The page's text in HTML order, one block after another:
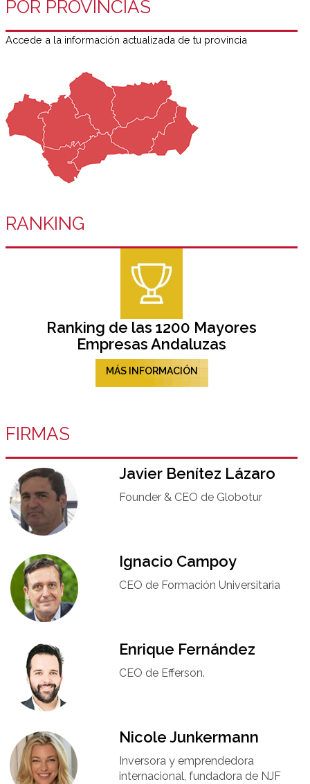
POR PROVINCIAS
Accede a la información actualizada de tu provincia
RANKING
Ranking de las 1200 Mayores
Empresas Andaluzas
MÁS INFORMACIÓN
FIRMAS
Javier Benítez Lázaro
Founder & CEO de Globotur​
Ignacio Campoy​
CEO de Formación Universitaria​
Enrique Fernández
CEO de Efferson.
Nicole Junkermann​
Inversora y emprendedora
internacional, fundadora de NJF